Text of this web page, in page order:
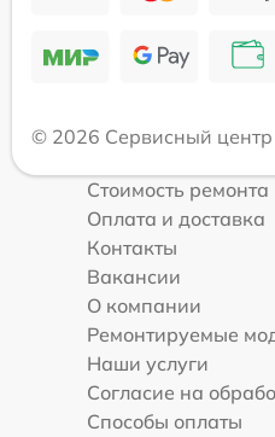
© 2026 Сервисный центр
Стоимость ремонта
Оплата и доставка
Контакты
Вакансии
О компании
Ремонтируемые
Наши услуги
Согласие на
Способы оплаты